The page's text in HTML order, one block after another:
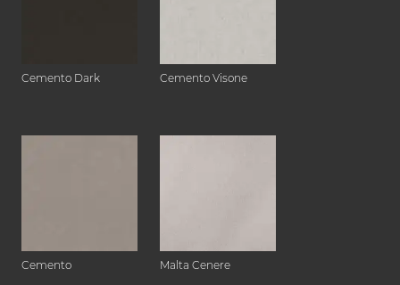
Cemento Dark Cemento Visone
Cemento Malta Cenere